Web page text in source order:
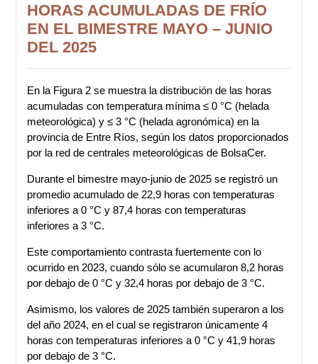
HORAS ACUMULADAS DE FRÍO
EN EL BIMESTRE MAYO – JUNIO
DEL 2025
En la Figura 2 se muestra la distribución de las horas
acumuladas con temperatura mínima ≤ 0 °C (helada
meteorológica) y ≤ 3 °C (helada agronómica) en la
provincia de Entre Ríos, según los datos proporcionados
por la red de centrales meteorológicas de BolsaCer.
Durante el bimestre mayo-junio de 2025 se registró un
promedio acumulado de 22,9 horas con temperaturas
inferiores a 0 °C y 87,4 horas con temperaturas
inferiores a 3 °C.
Este comportamiento contrasta fuertemente con lo
ocurrido en 2023, cuando sólo se acumularon 8,2 horas
por debajo de 0 °C y 32,4 horas por debajo de 3 °C.
Asimismo, los valores de 2025 también superaron a los
del año 2024, en el cual se registraron únicamente 4
horas con temperaturas inferiores a 0 °C y 41,9 horas
por debajo de 3 °C.